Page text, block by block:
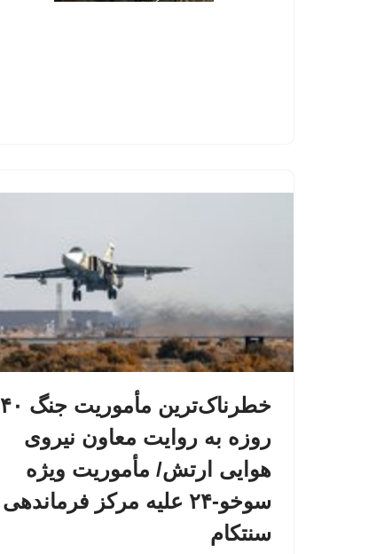
خطرناک‌ترین مأموریت جنگ ۴۰
روزه به روایت معاون نیروی
هوایی ارتش/ مأموریت ویژه
سوخو-۲۴ علیه مرکز فرماندهی
سنتکام